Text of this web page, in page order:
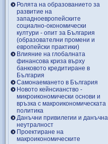
Ролята на образованието за
развитие на
западноевропейските
социално-окономически
култури - опит за България
(образователни промени и
европейски практики)
Влияние на глобалната
финансова криза върху
банковото кредитиране в
България
Самонаемането в България
Новото кейнсианство -
микроикономически основи и
връзка с макроикономическата
политика
Данъчни привилегии и данъчна
неутралност
Проектиране на
макроикономическите